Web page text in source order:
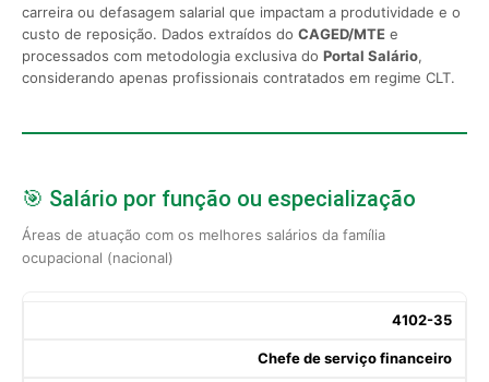
carreira ou defasagem salarial que impactam a produtividade e o
custo de reposição. Dados extraídos do CAGED/MTE e
processados com metodologia exclusiva do Portal Salário,
considerando apenas profissionais contratados em regime CLT.
🎯 Salário por função ou especialização
Áreas de atuação com os melhores salários da família
ocupacional (nacional)
4102-35
Chefe de serviço financeiro